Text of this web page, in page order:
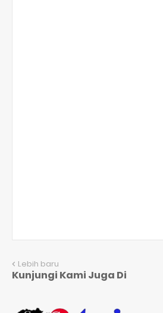
Lebih baru
Kunjungi Kami Juga Di